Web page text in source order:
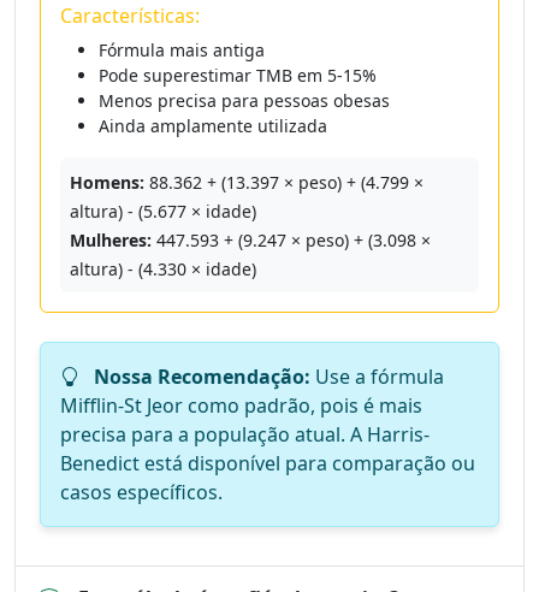
Características:
Fórmula mais antiga
Pode superestimar TMB em 5-15%
Menos precisa para pessoas obesas
Ainda amplamente utilizada
Homens: 88.362 + (13.397 × peso) + (4.799 ×
altura) - (5.677 × idade)
Mulheres: 447.593 + (9.247 × peso) + (3.098 ×
altura) - (4.330 × idade)
Nossa Recomendação: Use a fórmula
Mifflin-St Jeor como padrão, pois é mais
precisa para a população atual. A Harris-
Benedict está disponível para comparação ou
casos específicos.